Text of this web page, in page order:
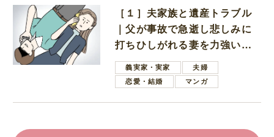
［１］夫家族と遺産トラブル
｜父が事故で急逝し悲しみに
打ちひしがれる妻を力強い言
葉で励ます夫
義実家・実家
夫婦
恋愛・結婚
マンガ